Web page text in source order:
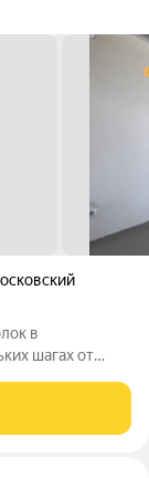
шагах от
доме с